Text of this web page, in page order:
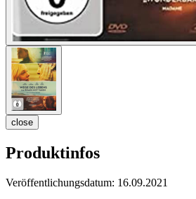
close
Produktinfos
Veröffentlichungsdatum: 16.09.2021